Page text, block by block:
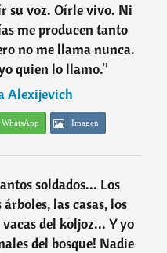
su voz. Oírle vivo. Ni
me producen tanto
no me llama nunca.
quien lo llamo.”
Alexijevich
WhatsApp Imagen
soldados... Los
las casas, los
del koljoz... Y yo
del bosque! Nadie